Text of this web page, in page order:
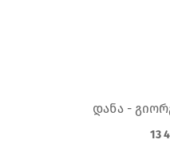
დანა -
13